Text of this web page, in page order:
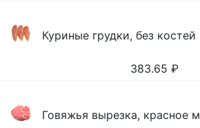
Куриные грудки, без
383.65 ₽
Говяжья вырезка, красное